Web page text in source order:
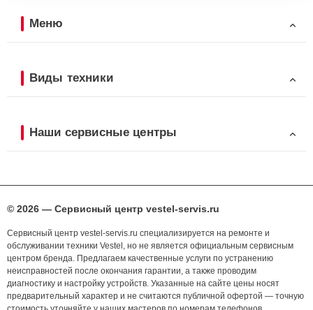
Меню
Виды техники
Наши сервисные центры
© 2026 — Сервисный центр vestel-servis.ru
Сервисный центр vestel-servis.ru специализируется на ремонте и
обслуживании техники Vestel, но не является официальным сервисным
центром бренда. Предлагаем качественные услуги по устранению
неисправностей после окончания гарантии, а также проводим
диагностику и настройку устройств. Указанные на сайте цены носят
предварительный характер и не считаются публичной офертой — точную